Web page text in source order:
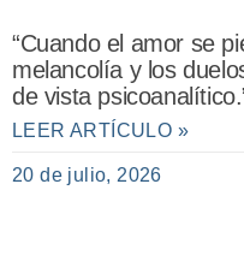
“Cuando el amor se
melancolía y los
de vista
LEER ARTÍCULO »
20 de julio, 2026